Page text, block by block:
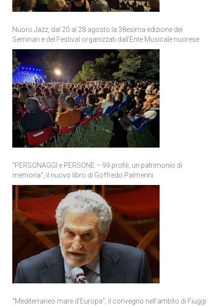
Nuoro Jazz, dal 20 al 28 agosto la 38esima edizione dei
Seminari e del Festival organizzati dall’Ente Musicale nuorese
“PERSONAGGI e PERSONE – 99 profili, un patrimonio di
memoria”, il nuovo libro di Goffredo Palmerini
“Mediterraneo mare d’Europa”, il convegno nell’ambito di Fiuggi